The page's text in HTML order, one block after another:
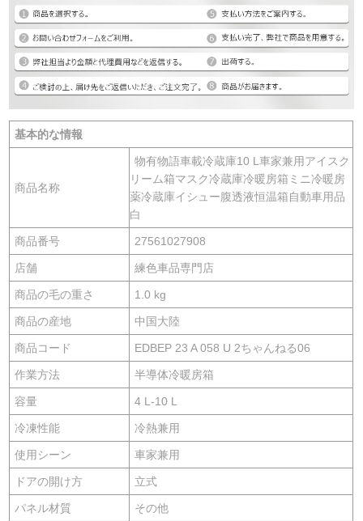
基本的な情報
商品名称
物有物語車載冷蔵庫10 L車家兼用アイスク
リーム箱マスク冷蔵庫冷暖房箱ミニ冷暖房
薬冷蔵庫イシュー腹透液恒温箱自動車用品
白
商品番号 27561027908
店舗 練色車品専門店
商品の毛の重さ 1.0 kg
商品の産地 中国大陸
商品コード EDBEP 23 A 058 U 2ちゃんねる06
作業方法 半導体冷暖房箱
容量 4 L-10 L
冷凍性能 冷熱兼用
使用シーン 車家兼用
ドアの開け方 立式
パネル材質 その他